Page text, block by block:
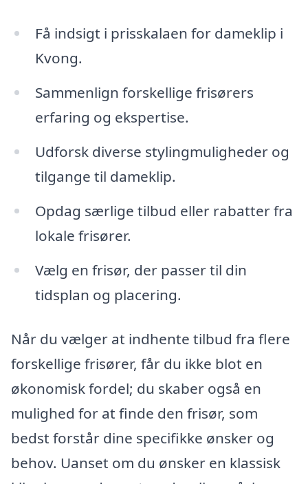
Få indsigt i prisskalaen for dameklip i
Kvong.
Sammenlign forskellige frisørers
erfaring og ekspertise.
Udforsk diverse stylingmuligheder og
tilgange til dameklip.
Opdag særlige tilbud eller rabatter fra
lokale frisører.
Vælg en frisør, der passer til din
tidsplan og placering.
Når du vælger at indhente tilbud fra flere
forskellige frisører, får du ikke blot en
økonomisk fordel; du skaber også en
mulighed for at finde den frisør, som
bedst forstår dine specifikke ønsker og
behov. Uanset om du ønsker en klassisk